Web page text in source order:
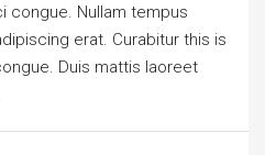
congue. Nullam tempus
erat. Curabitur this is
Duis mattis laoreet